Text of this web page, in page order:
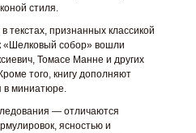
стиля.
текстах, признанных классикой
«Шелковый собор» вошли
Томасе Манне и других
того, книгу дополняют
в миниатюре.
— отличаются
ясностью и